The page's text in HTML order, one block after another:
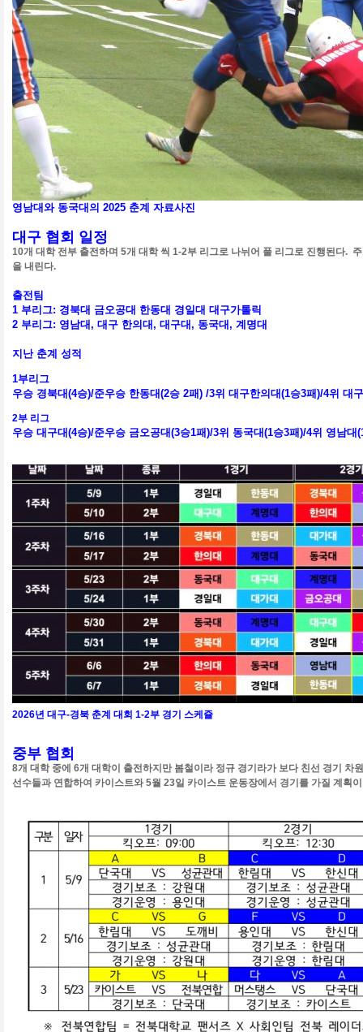
영남대와 동국대의 2025 춘계 자료사진
대구 협회 일정
10개 대학 전부 출전하며 5개 대학 씩 1-2부 리그로 나뉘어 풀 리그로 진행된다.
을 내린다.
출전팀
1 부리그: 경북대 금오공대 한동대 경일대 대구가톨릭
2 부리그: 영남대, 대구 한의대, 대구대, 동국대, 계명대
지난 춘계 성적
1부리그
우승 경북대(4승)/준우승 한동대(2승 2패) /3위 대구한의대(1승3패)/4위 대
2부 리그
우승 대구대(4승)/준우승 금오공대(3승1패)/3위 동국대(1승3패)/4위 영남대
2026년 대구-경북 춘계 대회 1-2부 경기 스케쥴
중부 협회
8개 대학 중에 6개 대학이 출전하지만 봄철이라 정규 경기라가 보다 친선 경기
선수들과 연합하여 카이스트와 5월 23일 카이스트 운동장에서 경기를 가질 계획